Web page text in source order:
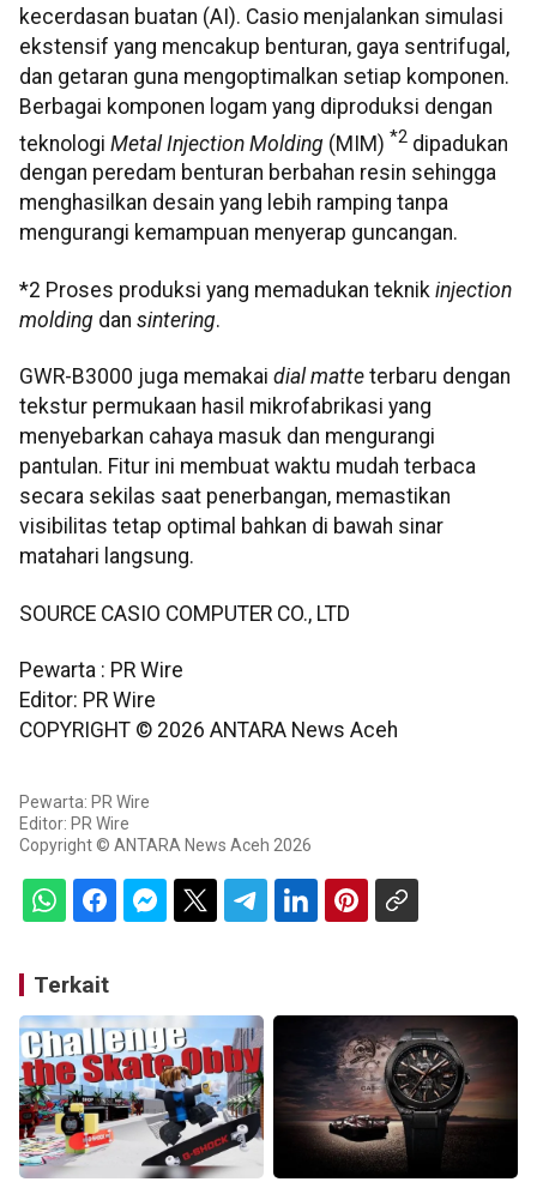
kecerdasan buatan (AI). Casio menjalankan simulasi
ekstensif yang mencakup benturan, gaya sentrifugal,
dan getaran guna mengoptimalkan setiap komponen.
Berbagai komponen logam yang diproduksi dengan
teknologi Metal Injection Molding (MIM) *2 dipadukan
dengan peredam benturan berbahan resin sehingga
menghasilkan desain yang lebih ramping tanpa
mengurangi kemampuan menyerap guncangan.
*2 Proses produksi yang memadukan teknik injection
molding dan sintering.
GWR-B3000 juga memakai dial matte terbaru dengan
tekstur permukaan hasil mikrofabrikasi yang
menyebarkan cahaya masuk dan mengurangi
pantulan. Fitur ini membuat waktu mudah terbaca
secara sekilas saat penerbangan, memastikan
visibilitas tetap optimal bahkan di bawah sinar
matahari langsung.
SOURCE CASIO COMPUTER CO., LTD
Pewarta : PR Wire
Editor: PR Wire
COPYRIGHT © 2026 ANTARA News Aceh
Pewarta: PR Wire
Editor: PR Wire
Copyright © ANTARA News Aceh 2026
Terkait